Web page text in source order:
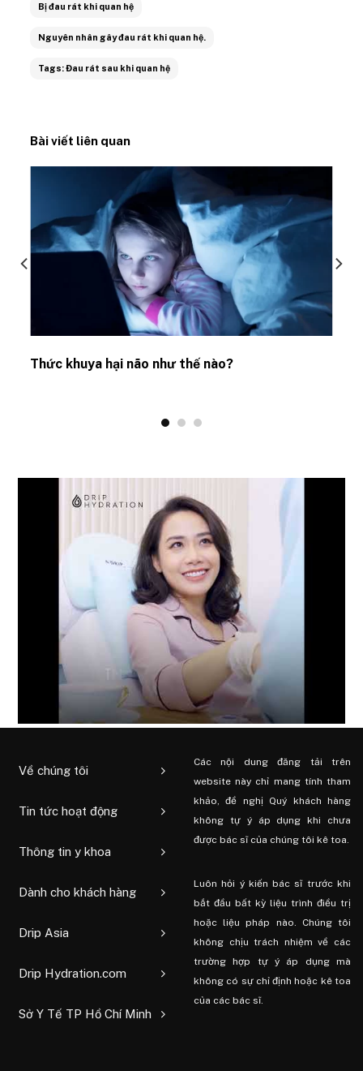
Bị đau rát khi quan hệ
Nguyên nhân gây đau rát khi quan hệ.
Tags: Đau rát sau khi quan hệ
Bài viết liên quan
Thức khuya hại não như thế nào?
Về chúng tôi
Tin tức hoạt động
Thông tin y khoa
Dành cho khách hàng
Drip Asia
Drip Hydration.com
Sở Y Tế TP Hồ Chí Minh
Các nội dung đăng tải trên
website này chỉ mang tính tham
khảo, đề nghị Quý khách hàng
không tự ý áp dụng khi chưa
được bác sĩ của chúng tôi kê toa.
Luôn hỏi ý kiến ​​bác sĩ trước khi
bắt đầu bất kỳ liệu trình điều trị
hoặc liệu pháp nào. Chúng tôi
không chịu trách nhiệm về các
trường hợp tự ý áp dụng mà
không có sự chỉ định hoặc kê toa
của các bác sĩ.